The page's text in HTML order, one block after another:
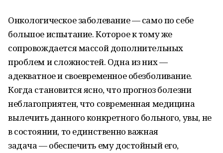
Онкологическое заболевание — само по себе
большое испытание. Которое к тому же
сопровождается массой дополнительных
проблем и сложностей. Одна из них —
адекватное и своевременное обезболивание.
Когда становится ясно, что прогноз болезни
неблагоприятен, что современная медицина
вылечить данного конкретного больного, увы, не
в состоянии, то единственно важная
задача — обеспечить ему достойный его,